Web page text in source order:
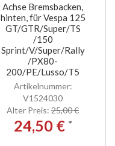
Achse Bremsbacken,
hinten, für Vespa 125
GT/GTR/Super/TS
/150
Sprint/V/Super/Rally
/PX80-
200/PE/Lusso/T5
Artikelnummer:
V1524030
Alter Preis: 25,00 €
24,50 € *